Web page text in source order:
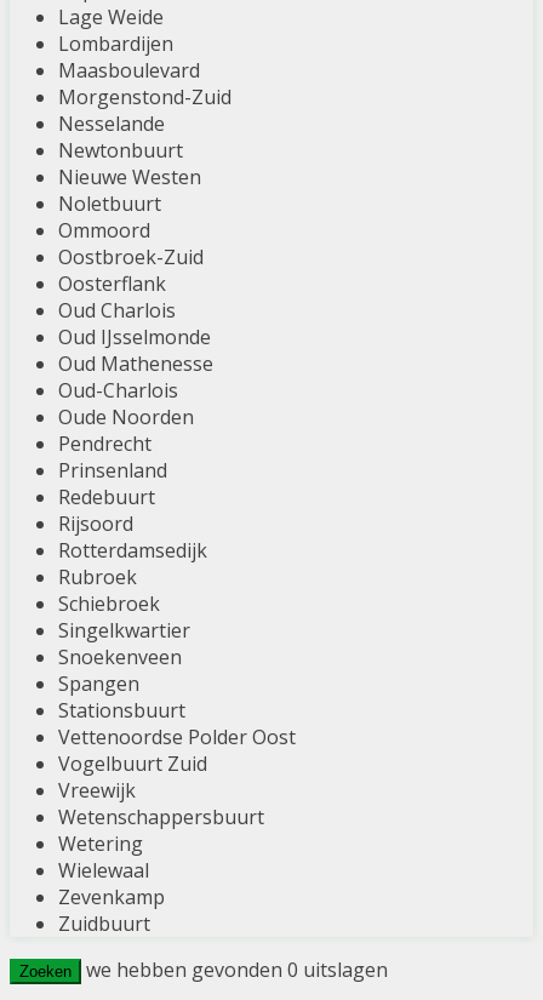
Lage Weide
Lombardijen
Maasboulevard
Morgenstond-Zuid
Nesselande
Newtonbuurt
Nieuwe Westen
Noletbuurt
Ommoord
Oostbroek-Zuid
Oosterflank
Oud Charlois
Oud IJsselmonde
Oud Mathenesse
Oud-Charlois
Oude Noorden
Pendrecht
Prinsenland
Redebuurt
Rijsoord
Rotterdamsedijk
Rubroek
Schiebroek
Singelkwartier
Snoekenveen
Spangen
Stationsbuurt
Vettenoordse Polder Oost
Vogelbuurt Zuid
Vreewijk
Wetenschappersbuurt
Wetering
Wielewaal
Zevenkamp
Zuidbuurt
Zoeken we hebben gevonden 0 uitslagen